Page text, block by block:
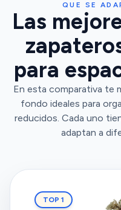
QUE SE
Las
para
En esta comparativa te
fondo ideales para
reducidos. Cada uno
adaptan a
TOP 1